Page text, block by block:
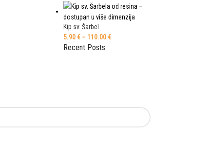
Kip sv. Šarbel
5.90 € – 110.00 €
Recent Posts